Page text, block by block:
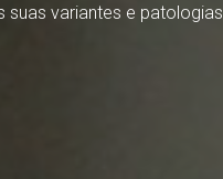
variantes e patologias.